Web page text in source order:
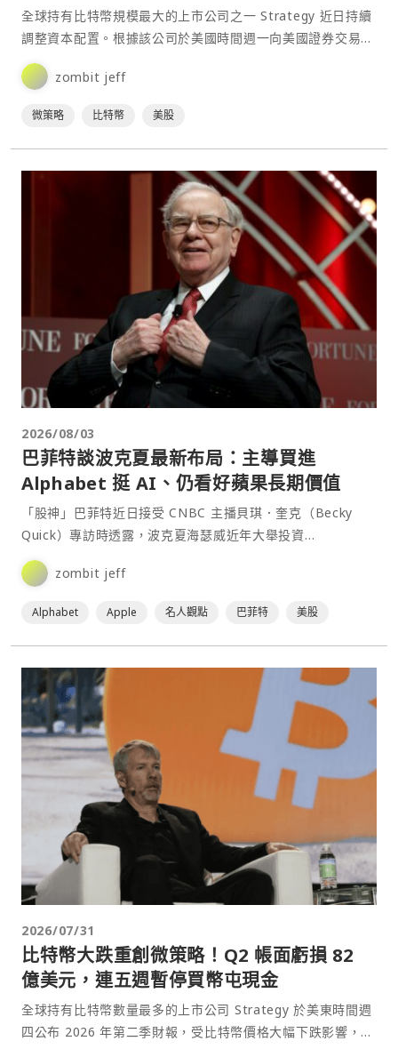
全球持有比特幣規模最大的上市公司之一 Strategy 近日持續
調整資本配置。根據該公司於美國時間週一向美國證券交易委
員會（SEC）提交的 8-K 文件，Strat⋯
zombit jeff
微策略 比特幣 美股
2026/08/03
巴菲特談波克夏最新布局：主導買進
Alphabet 挺 AI、仍看好蘋果長期價值
「股神」巴菲特近日接受 CNBC 主播貝琪．奎克（Becky
Quick）專訪時透露，波克夏海瑟威近年大舉投資
Alphabet（Google 母公司）的決策，其實⋯
zombit jeff
Alphabet Apple 名人觀點 巴菲特 美股
2026/07/31
比特幣大跌重創微策略！Q2 帳面虧損 82
億美元，連五週暫停買幣屯現金
全球持有比特幣數量最多的上市公司 Strategy 於美東時間週
四公布 2026 年第二季財報，受比特幣價格大幅下跌影響，公